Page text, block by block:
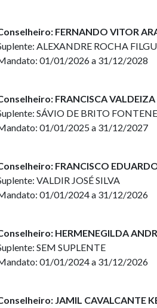
FERNANDO VITOR
ALEXANDRE ROCHA
01/01/2026 a 31/12/2028
FRANCISCA VALDEIZA
SÁVIO DE BRITO
01/01/2025 a 31/12/2027
FRANCISCO
VALDIR JOSÉ SILVA
01/01/2024 a 31/12/2026
HERMENEGILDA
SEM SUPLENTE
01/01/2024 a 31/12/2026
JAMIL CAVALCANTE